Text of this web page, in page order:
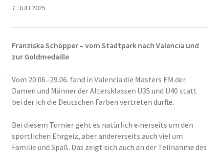
7. JULI 2025
Franziska Schöpper – vom Stadtpark nach Valencia und
zur Goldmedaille
Vom 20.06.-29.06. fand in Valencia die Masters EM der
Damen und Männer der Altersklassen Ü35 und Ü40 statt
bei der ich die Deutschen Farben vertreten durfte.
Bei diesem Turnier geht es natürlich einerseits um den
sportlichen Ehrgeiz, aber andererseits auch viel um
Familie und Spaß. Das zeigt sich auch an der Teilnahme des